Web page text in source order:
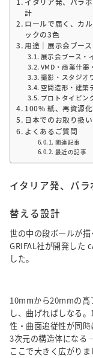
計
ロールで届く、カ
ックの3色
用途｜展示会ブー
展示会ブース・
VMD・商業什器
撮影・スタジオ
空間造形・建築
プロトタイピン
100% 紙、再資源
日本でのお取り扱
よくあるご質問
関連記事
最近の記事
イタリア発、パ
替える設計
世の中の段ボールが描
GRIFAL社が開発した
した。
10mmから20mmの高
し、曲げればしなる
性・曲面追従性が同時
3次元の構造体になる
ここで大きく広がりま